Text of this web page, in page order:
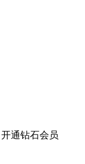
开通钻石会员